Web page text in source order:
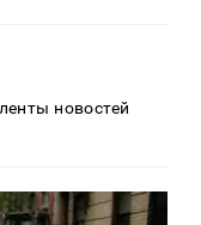
новостей